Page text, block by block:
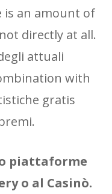
is an amount of
directly at all.
attuali
with
gratis
piattaforme
o al Casinò.